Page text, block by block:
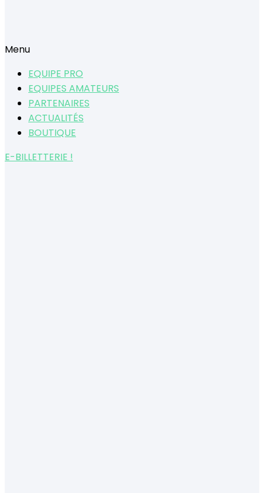
Menu
EQUIPE PRO
EQUIPES AMATEURS
PARTENAIRES
ACTUALITÉS
BOUTIQUE
E-BILLETTERIE !